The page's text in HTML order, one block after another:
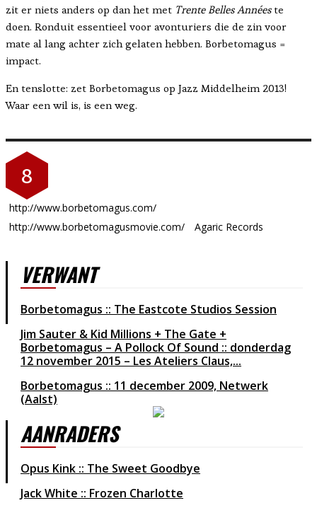
zit er niets anders op dan het met Trente Belles Annéeste
doen. Ronduit essentieel voor avonturiers die de zin voor
mate al lang achter zich gelaten hebben. Borbetomagus =
impact.
En tenslotte: zet Borbetomagus op Jazz Middelheim 2013!
Waar een wil is, is een weg.
8
http://www.borbetomagus.com/
http://www.borbetomagusmovie.com/
Agaric Records
VERWANT
Borbetomagus :: The Eastcote Studios Session
Jim Sauter & Kid Millions + The Gate +
Borbetomagus – A Pollock Of Sound :: donderdag
12 november 2015 – Les Ateliers Claus,...
Borbetomagus :: 11 december 2009, Netwerk
(Aalst)
AANRADERS
Opus Kink :: The Sweet Goodbye
Jack White :: Frozen Charlotte